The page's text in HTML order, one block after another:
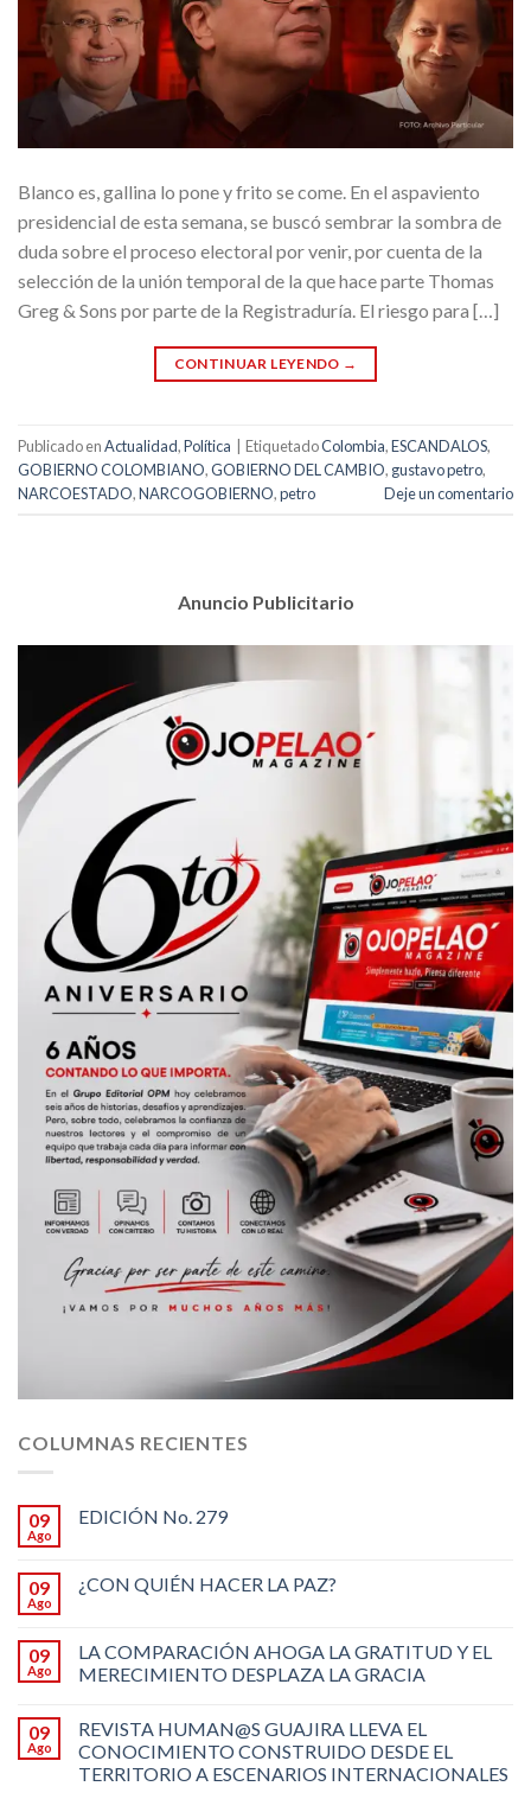
Blanco es, gallina lo pone y frito se come. En el aspaviento
presidencial de esta semana, se buscó sembrar la sombra de
duda sobre el proceso electoral por venir, por cuenta de la
selección de la unión temporal de la que hace parte Thomas
Greg & Sons por parte de la Registraduría. El riesgo para […]
CONTINUAR LEYENDO →
Publicado enActualidad,Política EtiquetadoColombia,ESCANDALOS,
GOBIERNO COLOMBIANO,GOBIERNO DEL CAMBIO, gustavo petro,
NARCOESTADO,NARCOGOBIERNO,petro Deje un comentario
Anuncio Publicitario
COLUMNAS RECIENTES
09
Ago
EDICIÓN No. 279
09
Ago
¿CON QUIÉN HACER LA PAZ?
09
Ago
LA COMPARACIÓN AHOGA LA GRATITUD Y EL
MERECIMIENTO DESPLAZA LA GRACIA
09
Ago
REVISTA HUMAN@S GUAJIRA LLEVA EL
CONOCIMIENTO CONSTRUIDO DESDE EL
TERRITORIO A ESCENARIOS INTERNACIONALES